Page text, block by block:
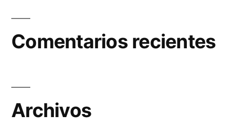
Comentarios recientes
Archivos